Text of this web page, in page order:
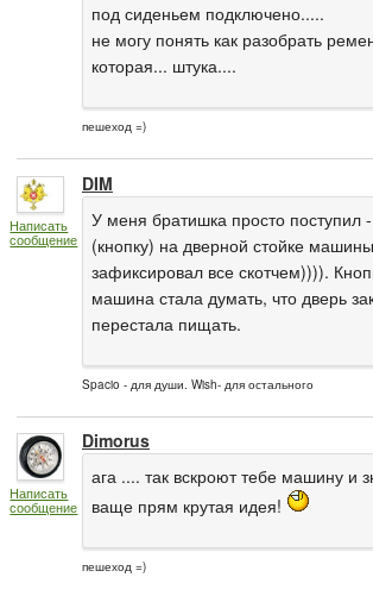
под сиденьем подключено.....
не могу понять как разобрать
которая... штука....
пешеход =)
Написать
сообщение
DIM
У меня братишка просто поступил
(кнопку) на дверной стойке
зафиксировал все скотчем)))).
машина стала думать, что дверь
перестала пищать.
Spacio - для души. Wish- для остального
Написать
сообщение
Dimorus
ага .... так вскроют тебе машину и
ваще прям крутая идея!
пешеход =)